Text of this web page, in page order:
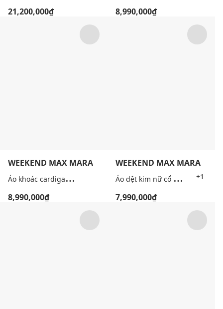
21,200,000₫ 8,990,000₫
WEEKEND MAX MARA
Á
o khoác cardigan nữ tay dài Wkdboario
8,990,000₫
WEEKEND MAX MARA
Á
o dệt kim nữ cổ tròn tay ngắn Wkdfiacre +1
7,990,000₫